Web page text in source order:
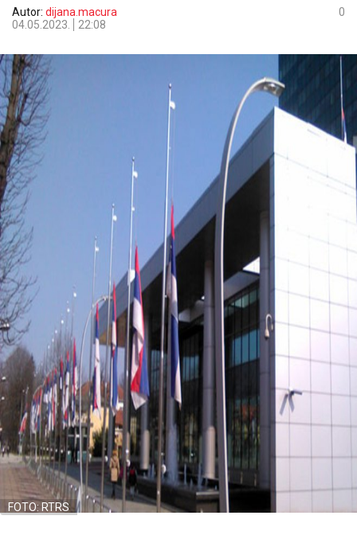
Autor: dijana.macura
04.05.2023.
22:08
0
FOTO: RTRS